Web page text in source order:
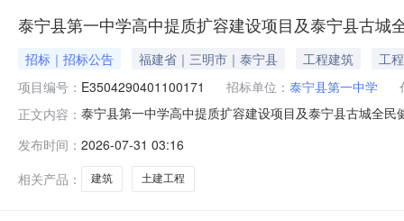
泰宁县第一中学高中提质扩容建设项目及泰宁县古城
招标｜招标公告 福建省｜三明市｜泰宁县 工程建筑
工程
项目编号： E3504290401100171 招标单位： 泰宁县第一中学
正文内容： 泰宁县第一中学高中提质扩容建设项目及泰宁县古城全
平方米、食堂5800平方米，改建教学综合楼4000平方米
发布时间： 2026-07-31 03:16
相关产品：
建筑 土建工程